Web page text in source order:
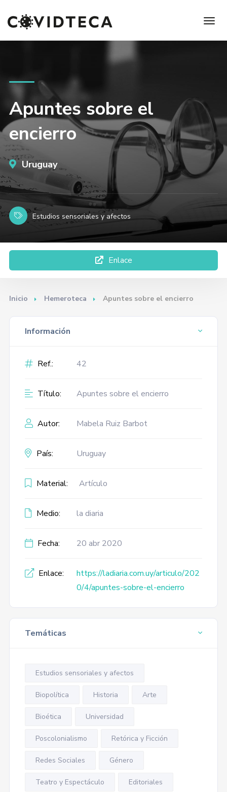
Apuntes sobre el
encierro
Uruguay
Estudios sensoriales y afectos
Enlace
Inicio Hemeroteca Apuntes sobre el encierro
Información
Ref.: 42
Título: Apuntes sobre el encierro
Autor: Mabela Ruiz Barbot
País: Uruguay
Material: Artículo
Medio: la diaria
Fecha: 20 abr 2020
Enlace:
https://ladiaria.com.uy/articulo/202
0/4/apuntes-sobre-el-encierro
Temáticas
Estudios sensoriales y afectos
Biopolítica Historia Arte
Bioética Universidad
Poscolonialismo Retórica y Ficción
Redes Sociales Género
Teatro y Espectáculo Editoriales